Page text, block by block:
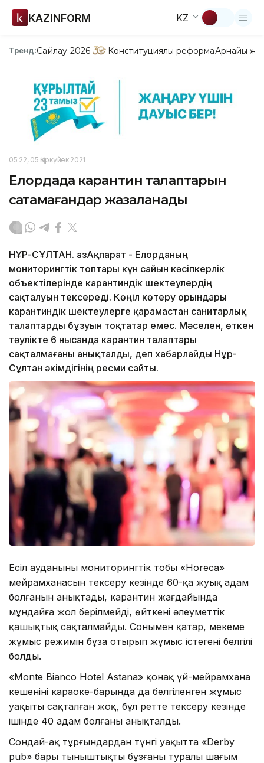
KAZINFORM KZ
Тренд:Сайлау-2026 Конституциялық реформаАрнайы
05:22, 05 Қыркүйек 2021
Елордада карантин талаптарын
сақтамағандар жазаланады
НҰР-СҰЛТАН. ҚазАқпарат - Елорданың
мониторингтік топтары күн сайын кәсіпкерлік
объектілерінде карантиндік шектеулердің
сақталуын тексереді. Көңіл көтеру орындары
карантиндік шектеулерге қарамастан санитарлық
талаптарды бұзуын тоқтатар емес. Мәселен, өткен
тәулікте 6 нысанда карантин талаптары
сақталмағаны анықталды, деп хабарлайды Нұр-
Сұлтан әкімдігінің ресми сайты.
Есіл ауданының мониторингтік тобы «Horeca»
мейрамханасын тексеру кезінде 60-қа жуық адам
болғанын анықтады, карантин жағдайында
мұндайға жол берілмейді, өйткені әлеуметтік
қашықтық сақталмайды. Сонымен қатар, мекеме
жұмыс режимін бұза отырып жұмыс істегені белгілі
болды.
«Monte Bianco Hotel Astana» қонақ үй-мейрамхана
кешенінің караоке-барында да белгіленген жұмыс
уақыты сақталған жоқ, бұл ретте тексеру кезінде
ішінде 40 адам болғаны анықталды.
Сондай-ақ тұрғындардан түнгі уақытта «Derby
pub» бары тыныштықты бұзғаны туралы шағым